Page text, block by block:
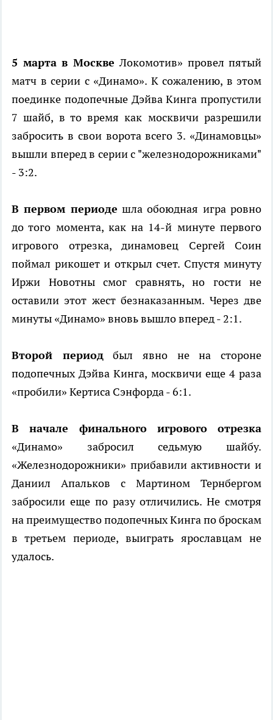
5 марта в МосквеЛокомотив» провел пятый
матч в серии с «Динамо». К сожалению, в этом
поединке подопечные Дэйва Кинга пропустили
7 шайб, в то время как москвичи разрешили
забросить в свои ворота всего 3. «Динамовцы»
вышли вперед в серии с "железнодорожниками"
- 3:2.
В первом периоде шла обоюдная игра ровно
до того момента, как на 14-й минуте первого
игрового отрезка, динамовец Сергей Соин
поймал рикошет и открыл счет. Спустя минуту
Иржи Новотны смог сравнять, но гости не
оставили этот жест безнаказанным. Через две
минуты «Динамо» вновь вышло вперед - 2:1.
Второй периодбыл явно не на стороне
подопечных Дэйва Кинга, москвичи еще 4 раза
«пробили» Кертиса Сэнфорда - 6:1.
В начале финального игрового отрезка
«Динамо» забросил седьмую шайбу.
«Железнодорожники» прибавили активности и
Даниил Апальков с Мартином Тернбергом
забросили еще по разу отличились. Не смотря
на преимущество подопечных Кинга по броскам
в третьем периоде, выиграть ярославцам не
удалось.